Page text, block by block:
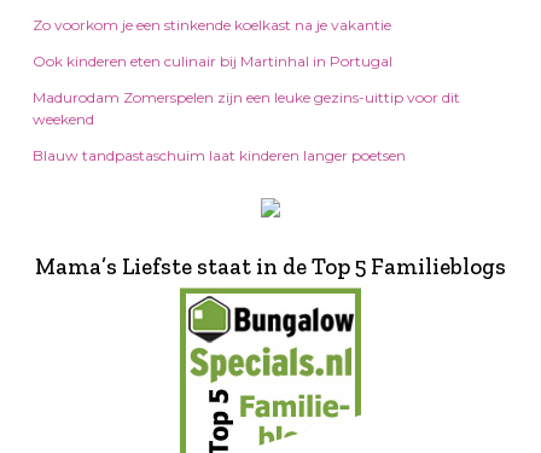
Zo voorkom je een stinkende koelkast na je vakantie
Ook kinderen eten culinair bij Martinhal in Portugal
Madurodam Zomerspelen zijn een leuke gezins-uittip voor dit
weekend
Blauw tandpastaschuim laat kinderen langer poetsen
Mama’s Liefste staat in de Top 5 Familieblogs